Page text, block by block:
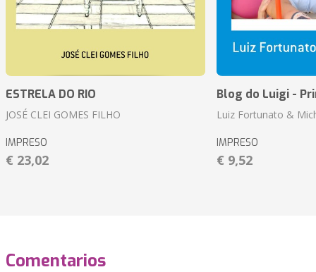
ESTRELA DO RIO
JOSÉ CLEI GOMES FILHO
IMPRESO
€ 23,02
Blog do Luigi -
Luiz Fortunato &
IMPRESO
€ 9,52
Comentarios